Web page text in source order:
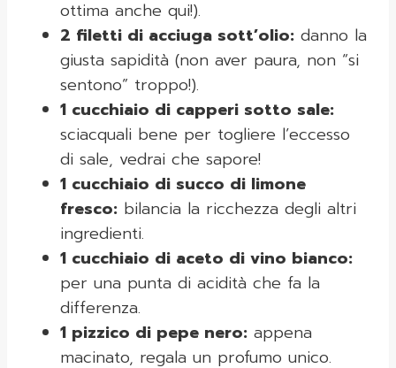
ottima anche qui!).
2 filetti di acciuga sott’olio: danno la
giusta sapidità (non aver paura, non “si
sentono” troppo!).
1 cucchiaio di capperi sotto sale:
sciacquali bene per togliere l’eccesso
di sale, vedrai che sapore!
1 cucchiaio di succo di limone
fresco: bilancia la ricchezza degli altri
ingredienti.
1 cucchiaio di aceto di vino bianco:
per una punta di acidità che fa la
differenza.
1 pizzico di pepe nero: appena
macinato, regala un profumo unico.